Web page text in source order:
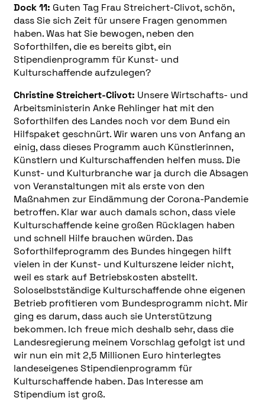
Dock 11: Guten Tag Frau Streichert-Clivot, schön,
dass Sie sich Zeit für unsere Fragen genommen
haben. Was hat Sie bewogen, neben den
Soforthilfen, die es bereits gibt, ein
Stipendienprogramm für Kunst- und
Kulturschaffende aufzulegen?
Christine Streichert-Clivot: Unsere Wirtschafts- und
Arbeitsministerin Anke Rehlinger hat mit den
Soforthilfen des Landes noch vor dem Bund ein
Hilfspaket geschnürt. Wir waren uns von Anfang an
einig, dass dieses Programm auch Künstlerinnen,
Künstlern und Kulturschaffenden helfen muss. Die
Kunst- und Kulturbranche war ja durch die Absagen
von Veranstaltungen mit als erste von den
Maßnahmen zur Eindämmung der Corona-Pandemie
betroffen. Klar war auch damals schon, dass viele
Kulturschaffende keine großen Rücklagen haben
und schnell Hilfe brauchen würden. Das
Soforthilfeprogramm des Bundes hingegen hilft
vielen in der Kunst- und Kulturszene leider nicht,
weil es stark auf Betriebskosten abstellt.
Soloselbstständige Kulturschaffende ohne eigenen
Betrieb profitieren vom Bundesprogramm nicht. Mir
ging es darum, dass auch sie Unterstützung
bekommen. Ich freue mich deshalb sehr, dass die
Landesregierung meinem Vorschlag gefolgt ist und
wir nun ein mit 2,5 Millionen Euro hinterlegtes
landeseigenes Stipendienprogramm für
Kulturschaffende haben. Das Interesse am
Stipendium ist groß.